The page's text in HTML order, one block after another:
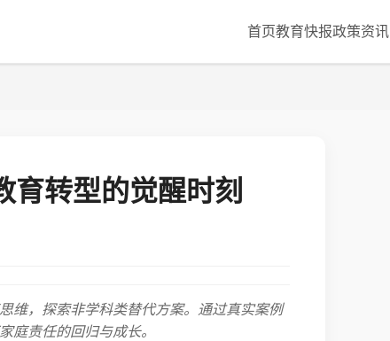
首页教育快报政策资讯
转型的觉醒时刻
维，探索非学科类替代方案。通过真实案例
庭责任的回归与成长。